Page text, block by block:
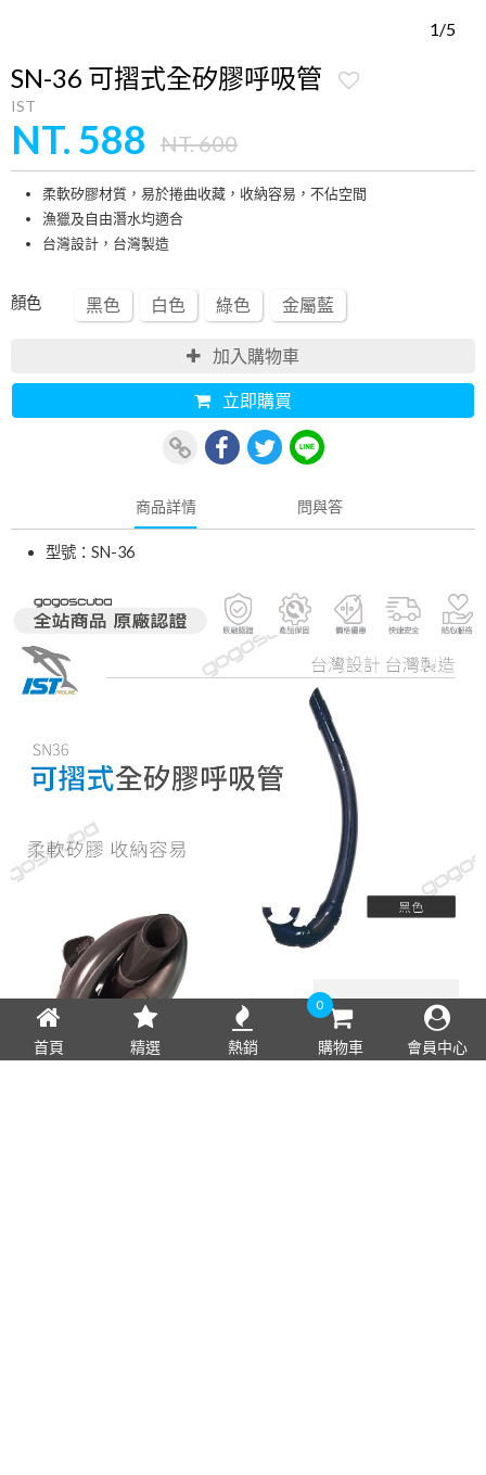
首頁 精選 熱銷
0
購物車 會員中心
1/5
SN-36 可摺式全矽膠呼吸管
IST
NT. 588 NT. 600
柔軟矽膠材質，易於捲曲收藏，收納容易，不佔空間
漁獵及自由潛水均適合
台灣設計，台灣製造
顏色 黑色 白色 綠色 金屬藍
加入購物車
立即購買
商品詳情 問與答
型號：SN-36